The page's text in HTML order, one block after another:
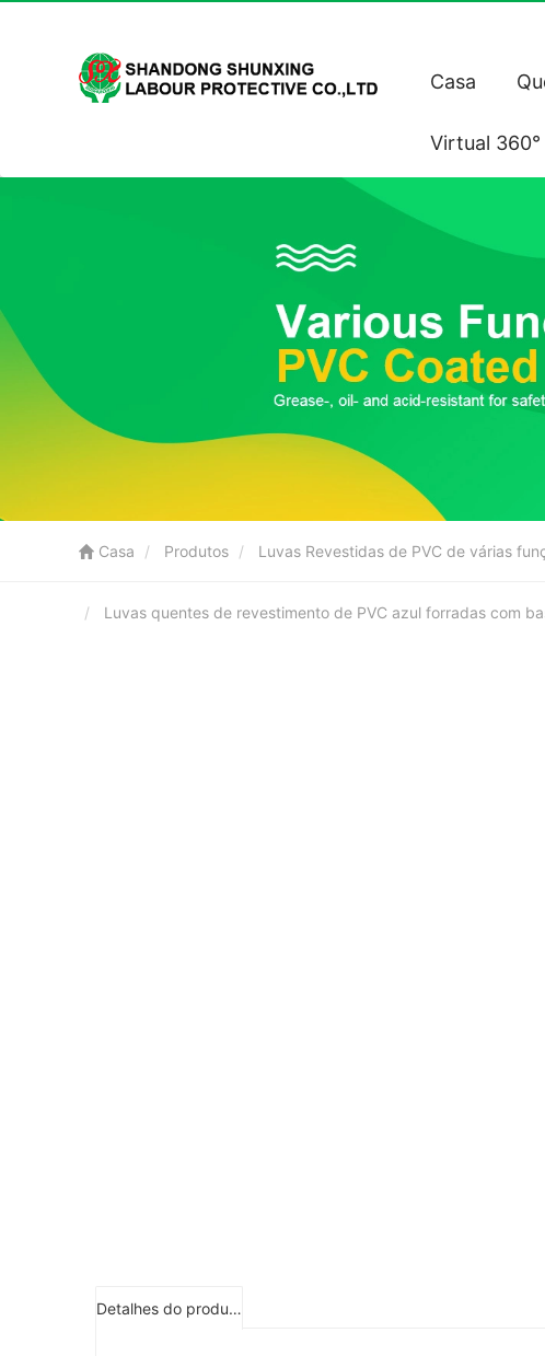
Casa
Virtual 360°
Casa Produtos Luvas Revestidas de PVC de várias
Luvas quentes de revestimento de PVC azul forradas com
Detalhes do produto